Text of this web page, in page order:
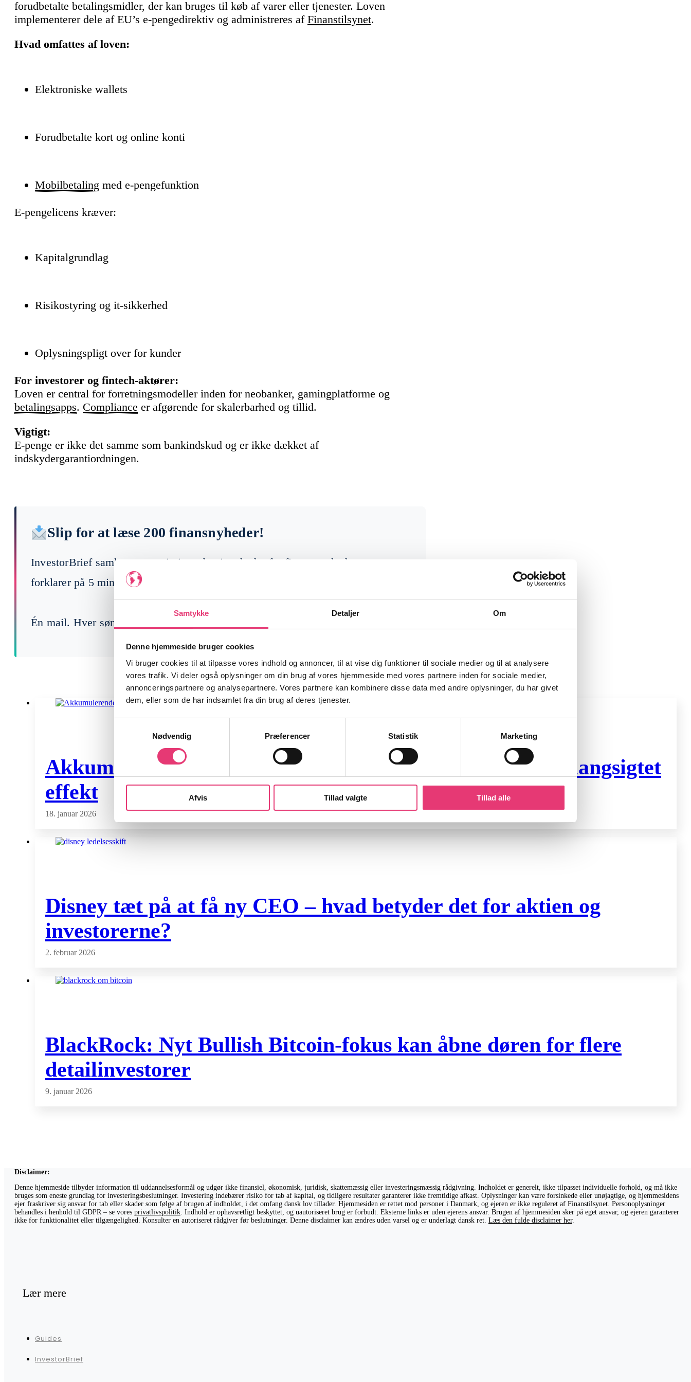
Samtykke Detaljer Om
Denne hjemmeside bruger cookies
Vi bruger cookies til at tilpasse vores indhold og annoncer, til at vise dig funktioner til sociale medier og til at analysere
vores trafik. Vi deler også oplysninger om din brug af vores hjemmeside med vores partnere inden for sociale medier,
annonceringspartnere og analysepartnere. Vores partnere kan kombinere disse data med andre oplysninger, du har givet
dem, eller som de har indsamlet fra din brug af deres tjenester.
Nødvendig
Præferencer Statistik Marketing
Afvis Tillad valgte Tillad alle
forudbetalte betalingsmidler, der kan bruges til køb af varer eller tjenester. Loven
implementerer dele af EU’s e-pengedirektiv og administreres af Finanstilsynet.
Hvad omfattes af loven:
Elektroniske wallets
Forudbetalte kort og online konti
Mobilbetaling med e-pengefunktion
E-pengelicens kræver:
Kapitalgrundlag
Risikostyring og it-sikkerhed
Oplysningspligt over for kunder
For investorer og fintech-aktører:
Loven er central for forretningsmodeller inden for neobanker, gamingplatforme og
betalingsapps. Compliance er afgørende for skalerbarhed og tillid.
Vigtigt:
E-penge er ikke det samme som bankindskud og er ikke dækket af
indskydergarantiordningen.
Slip for at læse 200 finansnyheder!
InvestorBrief samler ugens vigtigste begivenheder fra finansmarkederne og
forklarer på 5 min, hvad der faktisk betyder noget for dig som investor.
Én mail. Hver søndag. Gratis.
Akkumulerende ETF forklaret – Skat, geninvestering og langsigtet
effekt
18. januar 2026
Disney tæt på at få ny CEO – hvad betyder det for aktien og
investorerne?
2. februar 2026
BlackRock: Nyt Bullish Bitcoin-fokus kan åbne døren for flere
detailinvestorer
9. januar 2026
Disclaimer:
Denne hjemmeside tilbyder information til uddannelsesformål og udgør ikke finansiel, økonomisk, juridisk, skattemæssig eller investeringsmæssig rådgivning. Indholdet er generelt, ikke tilpasset individuelle forhold, og må ikke
bruges som eneste grundlag for investeringsbeslutninger. Investering indebærer risiko for tab af kapital, og tidligere resultater garanterer ikke fremtidige afkast. Oplysninger kan være forsinkede eller unøjagtige, og hjemmesidens
ejer fraskriver sig ansvar for tab eller skader som følge af brugen af indholdet, i det omfang dansk lov tillader. Hjemmesiden er rettet mod personer i Danmark, og ejeren er ikke reguleret af Finanstilsynet. Personoplysninger
behandles i henhold til GDPR – se vores privatlivspolitik. Indhold er ophavsretligt beskyttet, og uautoriseret brug er forbudt. Eksterne links er uden ejerens ansvar. Brugen af hjemmesiden sker på eget ansvar, og ejeren garanterer
ikke for funktionalitet eller tilgængelighed. Konsulter en autoriseret rådgiver før beslutninger. Denne disclaimer kan ændres uden varsel og er underlagt dansk ret. Læs den fulde disclaimer her.
Lær mere
Guides
InvestorBrief